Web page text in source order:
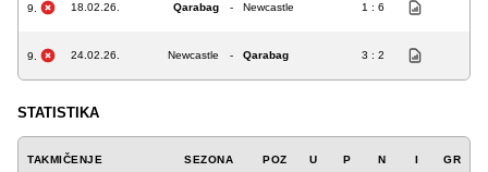
9. 18.02.26. Qarabag - Newcastle 1 : 6
9. 24.02.26. Newcastle - Qarabag 3 : 2
STATISTIKA
TAKMIČENJE SEZONA POZ U P N I GR